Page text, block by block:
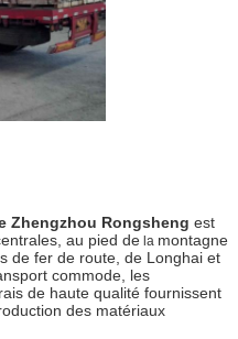
Zhengzhou Rongsheng est
au pied de la montagne
de fer de route, de Longhai et
commode, les
de haute qualité fournissent
des matériaux